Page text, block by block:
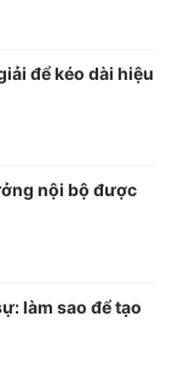
để kéo dài hiệu
nội bộ được
làm sao để tạo